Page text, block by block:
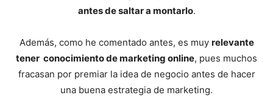
antes de saltar a montarlo.
Además, como he comentado antes, es muy relevante
tener conocimiento de marketing online, pues muchos
fracasan por premiar la idea de negocio antes de hacer
una buena estrategia de marketing.